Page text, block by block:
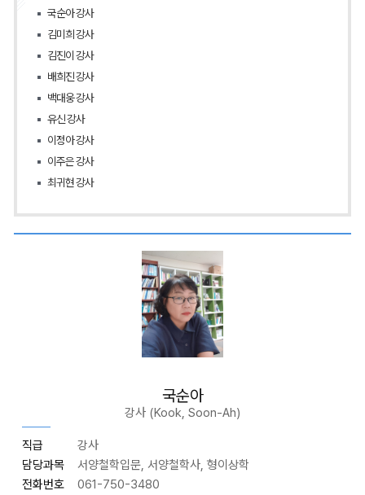
국순아 강사
김미희 강사
김진이 강사
배희진 강사
백대웅 강사
유신 강사
이정아 강사
이주은 강사
최귀현 강사
국순아
강사 (Kook, Soon-Ah)
직급
강사
담당과목
서양철학입문, 서양철학사, 형이상학
전화번호
061-750-3480